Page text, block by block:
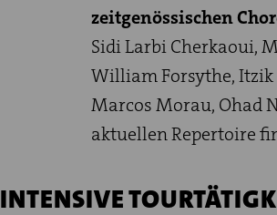
zeitgenössischen
Sidi Larbi Cherkaoui,
William Forsythe,
Marcos Morau, Ohad
aktuellen Repertoire
INTENSIVE